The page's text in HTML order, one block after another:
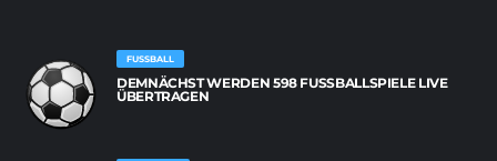
FUSSBALL
DEMNÄCHST WERDEN 598 FUSSBALLSPIELE LIVE Ü
BERTRAGEN